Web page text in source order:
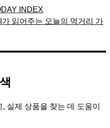
INDEX
가 읽어주는 오늘의 먹거리 가
실제 상품을 찾는 데 도움이